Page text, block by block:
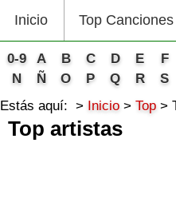
Inicio Top Canciones
0-9 A B C D E F
N
Ñ O P Q R S
Estás aquí:
Inicio Top
Top artistas